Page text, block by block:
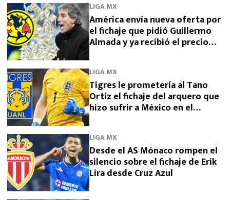
LIGA MX
América envía nueva oferta por
el fichaje que pidió Guillermo
Almada y ya recibió el precio
LIGA MX
Tigres le prometería al Tano
Ortiz el fichaje del arquero que
hizo sufrir a México en el
LIGA MX
Desde el AS Mónaco rompen el
silencio sobre el fichaje de Erik
Lira desde Cruz Azul